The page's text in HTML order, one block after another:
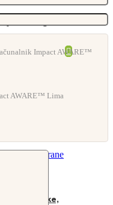
jute 160 g/m2
plastike,
AWARE™ Lima